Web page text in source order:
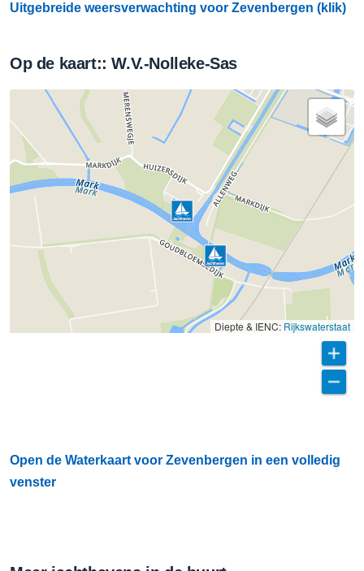
Uitgebreide weersverwachting voor Zevenbergen (klik)
Op de kaart:: W.V.-Nolleke-Sas
Diepte & IENC: Rijkswaterstaat
Open de Waterkaart voor Zevenbergen in een volledig
venster